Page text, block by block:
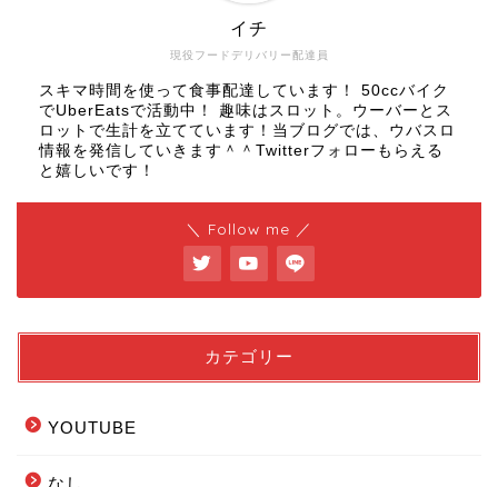
現役フードデリバリー配達員
イチ
スキマ時間を使って食事配達しています！ 50ccバイク
でUberEatsで活動中！ 趣味はスロット。ウーバーとス
ロットで生計を立てています！当ブログでは、ウバスロ
情報を発信していきます＾＾Twitterフォローもらえる
と嬉しいです！
＼ Follow me ／
カテゴリー
YOUTUBE